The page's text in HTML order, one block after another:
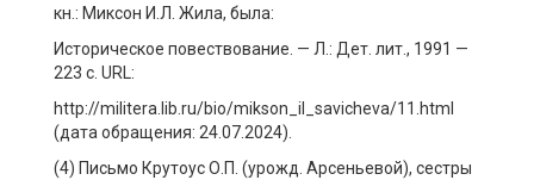
кн.: Миксон И.Л. Жила, была:
Историческое повествование. — Л.: Дет. лит., 1991 —
223 с. URL:
http://militera.lib.ru/bio/mikson_il_savicheva/11.html
(дата обращения: 24.07.2024).
(4) Письмо Крутоус О.П. (урожд. Арсеньевой), сестры